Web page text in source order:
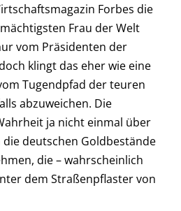
Forbes die
Frau der Welt
vom Präsidenten der
klingt das eher wie eine
Tugendpfad der teuren
abzuweichen. Die
ja nicht einmal über
deutschen Goldbestände
die – wahrscheinlich
dem Straßenpflaster von